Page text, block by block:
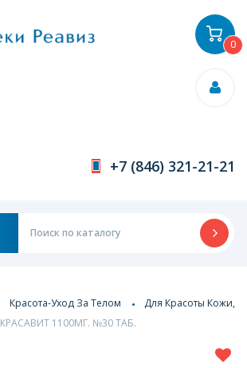
+7 (846) 321-21-21
0
Красота-Уход За Телом
Для Красоты Кожи,
КРАСАВИТ 1100МГ. №30 ТАБ.